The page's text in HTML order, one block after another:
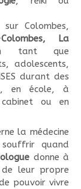
Colombes,
Colombes, La
tant que
adolescents,
durant des
en école, à
ou en
la médecine
quand
donne à
leur propre
pouvoir vivre